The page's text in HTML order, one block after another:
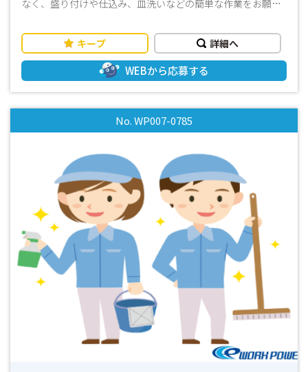
なく、盛り付けや仕込み、皿洗いなどの簡単な作業をお願い
≪ おすすめポイント！ ≫ ＼ 1日4.5ｈ程度の短時間勤
務なのでサクッと働けます！ ／ 「空いた時間で働きた
い」「短時間勤務を希望している」そんな方にピッタリのお
仕事です♪ 週4日～勤務OK！（応相談） ≪ その他 ≫
◆女性活躍中（現在スタッフの8割が女性です！） ◆遅い時
間からなのでゆっくり出社できます ◆土日休みだからお休み
の計画が立てやすい ◆残業もほとんどありません ◆短時間勤
ないので、包丁は使いません！料理が苦手な方も安心して働
けます ◆教育体制がしっかりしているので未経験の方でも安
心です ◆ご応募はお早めにどうぞ♪ ☆☆経験問いません！！
まずはお気軽にお問い合わせください♪☆☆ *-*-*-*-*-*-*-*-
*-*-*-*-*-*-*-*-*-*-*-*-*-*-*-*-*-*-*-*-*-*-*-*-*-*-*-*-*-*-*-*-
*-*-*-*-*-*-*-*-*-*-*-*-*-*-*-*-*- 「面白そう！」「高時給で
しっかり稼ぎたい！」「ブランクがあるけど働きたい！」
「未経験だけどお仕事をやってみたい！」などなど… 少し
でも興味がありましたら、まずはお気軽にお問い合わせくだ
さい！ 今は別のお仕事をされていて退職後から働き始めた
いという方も大歓迎です♪ 皆様のご応募心よりお待ちして
おります！！(^^)/ 【ご応募から採用までの流れ】 ◎ＷＥＢや
お電話でご応募ください ▼ （ 受付 ） ◎弊社担当より
キープ 詳細へ
WEBから応募する
No. WP007-0785